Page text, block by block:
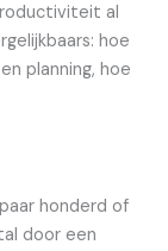
al
hoe
planning, hoe
honderd of
door een